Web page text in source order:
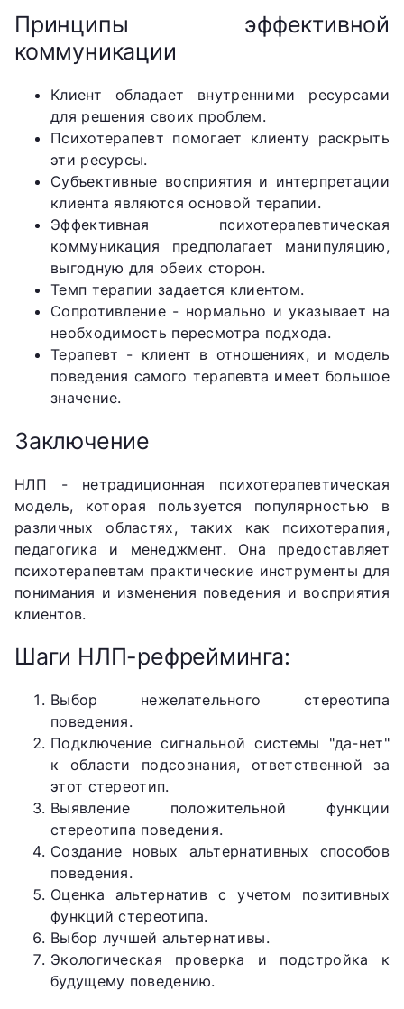
Принципы эффективной
коммуникации
Клиент обладает внутренними ресурсами
для решения своих проблем.
Психотерапевт помогает клиенту раскрыть
эти ресурсы.
Субъективные восприятия и интерпретации
клиента являются основой терапии.
Эффективная психотерапевтическая
коммуникация предполагает манипуляцию,
выгодную для обеих сторон.
Темп терапии задается клиентом.
Сопротивление - нормально и указывает на
необходимость пересмотра подхода.
Терапевт - клиент в отношениях, и модель
поведения самого терапевта имеет большое
значение.
Заключение
НЛП - нетрадиционная психотерапевтическая
модель, которая пользуется популярностью в
различных областях, таких как психотерапия,
педагогика и менеджмент. Она предоставляет
психотерапевтам практические инструменты для
понимания и изменения поведения и восприятия
клиентов.
Шаги НЛП-рефрейминга:
Выбор нежелательного стереотипа
поведения.
Подключение сигнальной системы "да-нет"
к области подсознания, ответственной за
этот стереотип.
Выявление положительной функции
стереотипа поведения.
Создание новых альтернативных способов
поведения.
Оценка альтернатив с учетом позитивных
функций стереотипа.
Выбор лучшей альтернативы.
Экологическая проверка и подстройка к
будущему поведению.